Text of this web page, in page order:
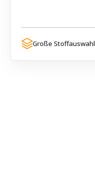
Große Stoffauswahl